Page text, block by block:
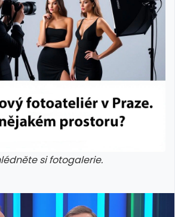
si fotogalerie.